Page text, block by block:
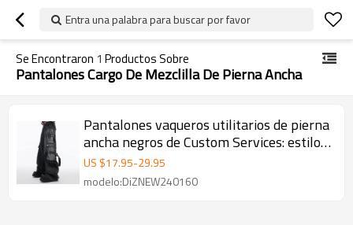
Entra una palabra para buscar por favor
Se Encontraron 1 Productos Sobre
Pantalones Cargo De Mezclilla De Pierna Ancha
Pantalones vaqueros utilitarios de pierna
ancha negros de Custom Services: estilo
urbano táctico
US $17.95-29.95
modelo:DiZNEW240160